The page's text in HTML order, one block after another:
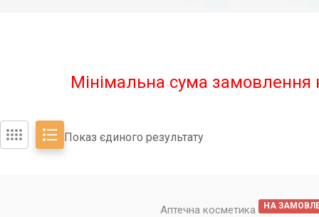
Мінімальна сума замовлення
Показ єдиного результату
Аптечна косметика НА